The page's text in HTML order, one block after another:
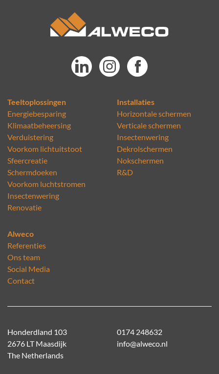
Teeltoplossingen
Energiebesparing
Klimaatbeheersing
Verduistering
Voorkom lichtuitstoot
Sfeercreatie
Schermdoeken
Voorkom luchtstromen
Insectenwering
Renovatie
Installaties
Horizontale schermen
Verticale schermen
Insectenwering
Dekrolschermen
Nokschermen
R&D
Alweco
Referenties
Ons team
Social Media
Contact
Honderdland 103
2676 LT Maasdijk
The Netherlands
0174 248632
info@alweco.nl